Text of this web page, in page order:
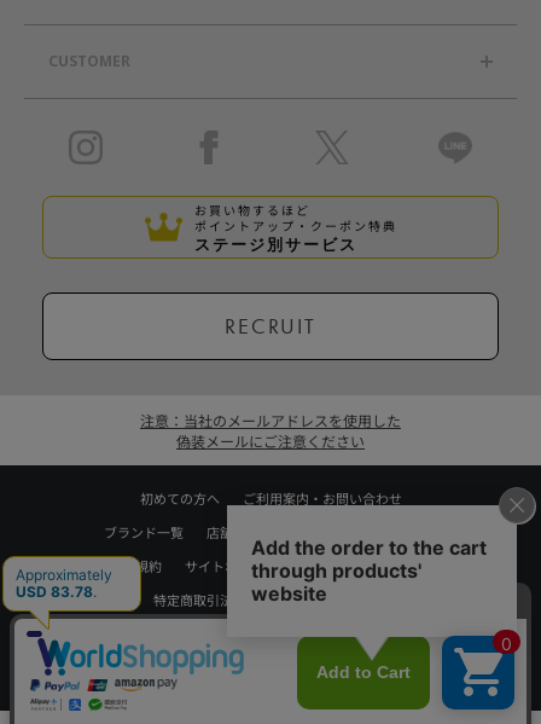
CUSTOMER
お買い物するほど
ポイントアップ・クーポン特典
ステージ別サービス
RECRUIT
注意：当社のメールアドレスを使用した
偽装メールにご注意ください
初めての方へ
ご利用案内・お問い合わせ
ブランド一覧
店舗検索
利用規約
サイトポリシー
プライバシーポリシー
特定商取引法に基づく表記
Copyrights © WORLD CO.,LTD. All rights reserved.
スマートフォン ｜PC